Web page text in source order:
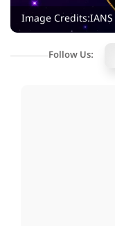
Image Credits:IANS
Follow Us: